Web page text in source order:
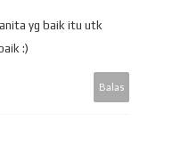
yg baik itu utk
:)
Balas